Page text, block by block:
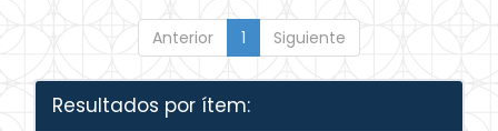
Anterior 1 Siguiente
Resultados por ítem: